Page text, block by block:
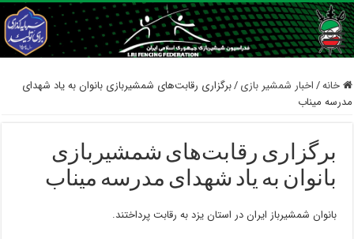
خانه/اخبار شمشیر بازی /برگزاری رقابت‌های شمشیربازی بانوان به یاد شهدای
مدرسه میناب
برگزاری رقابت‌های شمشیربازی
بانوان به یاد شهدای مدرسه میناب
بانوان شمشیرباز ایران در استان یزد به رقابت پرداختند.